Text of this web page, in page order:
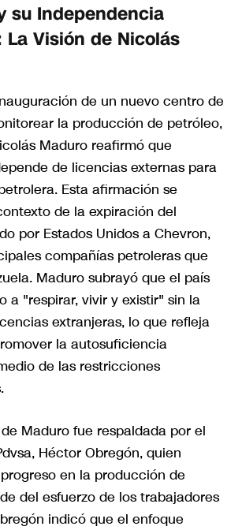
su Independencia
La Visión de Nicolás
de un nuevo centro de
la producción de petróleo,
Maduro reafirmó que
de licencias externas para
Esta afirmación se
de la expiración del
por Estados Unidos a Chevron,
compañías petroleras que
Maduro subrayó que el país
a "respirar, vivir y existir" sin la
extranjeras, lo que refleja
la autosuficiencia
de las restricciones
Maduro fue respaldada por el
Héctor Obregón, quien
en la producción de
del esfuerzo de los trabajadores
indicó que el enfoque